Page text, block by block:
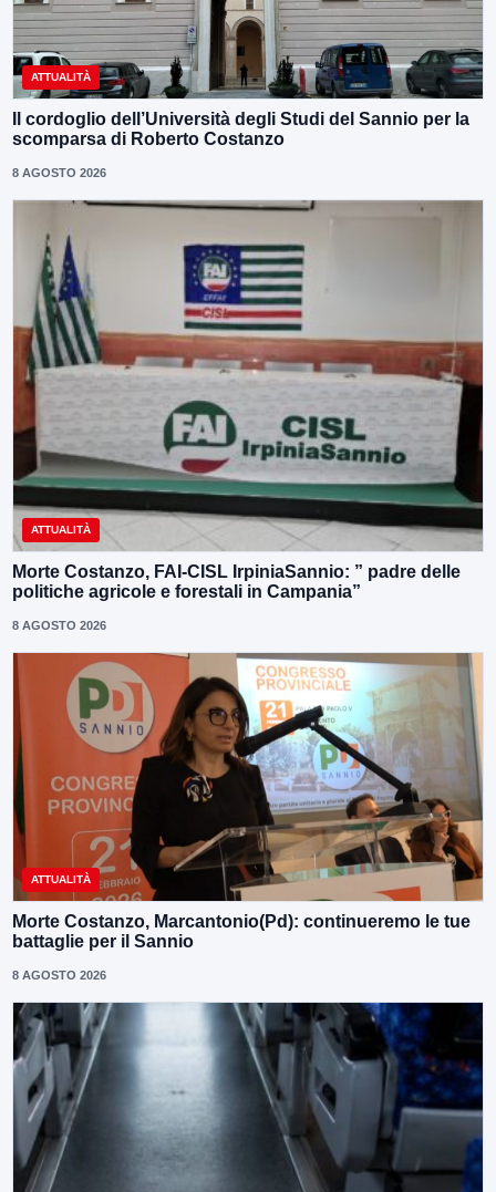
ATTUALITÀ
Il cordoglio dell’Università degli Studi del Sannio per la
scomparsa di Roberto Costanzo
8 AGOSTO 2026
ATTUALITÀ
Morte Costanzo, FAI-CISL IrpiniaSannio: ” padre delle
politiche agricole e forestali in Campania”
8 AGOSTO 2026
ATTUALITÀ
Morte Costanzo, Marcantonio(Pd): continueremo le tue
battaglie per il Sannio
8 AGOSTO 2026